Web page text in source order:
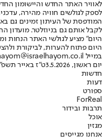
לאוויר האתר החדש והיישומון
לספק לגולשים חוויה מהירה,
המודפסת של העיתון זמינים גם
לקבל אותם גם בניוזלטר. מועדון
היום" מציע לגולשי האתר הנחות
היום פתוח להערות, לביקורת
במייל hayom@israelhayom.co.il.
יום ראשון, 3.5.2026
ט"ז באייר
חדשות
דעות
ספורט
ForReal
תרבות ובידור
אוכל
מגזין
אנחנו מגייסים